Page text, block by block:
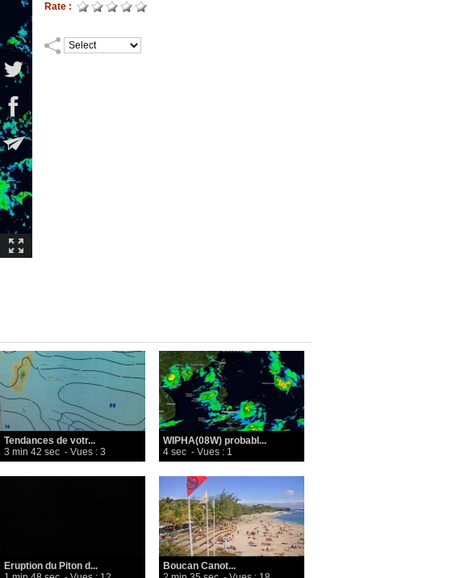
Rate :
Tendances de votr...
3 min 42 sec - Vues : 3
WIPHA(08W) probabl...
4 sec - Vues : 1
Eruption du Piton d...
Boucan Canot...